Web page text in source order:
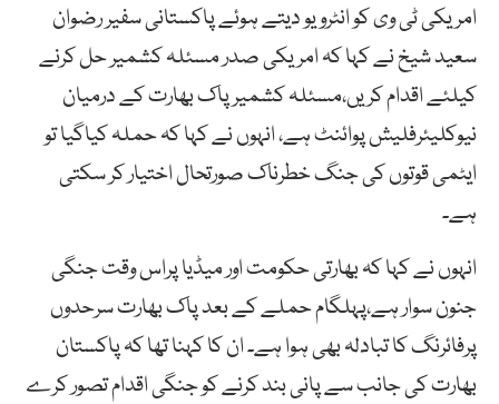
امریکی ٹی وی کو انٹرویو دیتے ہوئے پاکستانی سفیر رضوان
سعید شیخ نے کہا کہ امریکی صدر مسئلہ کشمیر حل کرنے
کیلئے اقدام کریں،مسئلہ کشمیر پاک بھارت کے درمیان
نیوکلیئرفلیش پوائنٹ ہے، انہوں نے کہا کہ حملہ کیاگیا تو
ایٹمی قوتوں کی جنگ خطرناک صورتحال اختیار کر سکتی
ہے۔
انہوں نے کہا کہ بھارتی حکومت اور میڈیا پراس وقت جنگی
جنون سوار ہے،پہلگام حملے کے بعد پاک بھارت سرحدوں
پرفائرنگ کا تبادلہ بھی ہوا ہے۔ ان کا کہنا تھا کہ پاکستان
بھارت کی جانب سے پانی بند کرنے کو جنگی اقدام تصور کرے